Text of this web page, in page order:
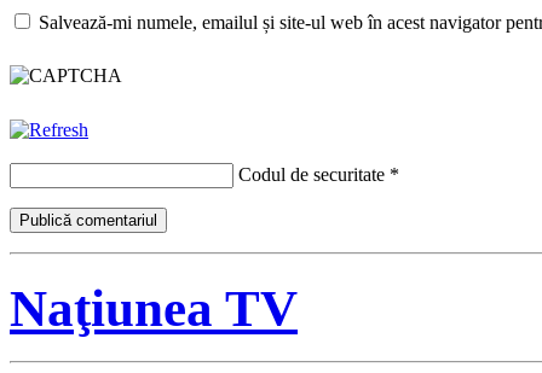
Salvează-mi numele, emailul și site-ul web în acest navigator
Codul de securitate *
Naţiunea TV